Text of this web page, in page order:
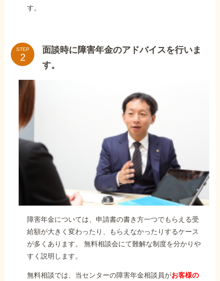
す。
STEP
面談時に障害年金のアドバイスを行いま
す。
障害年金については、申請書の書き方一つでもらえる受
給額が大きく変わったり、もらえなかったりするケース
が多くあります。 無料相談会にて難解な制度を分かりや
すく説明します。
無料相談では、当センターの障害年金相談員がお客様の